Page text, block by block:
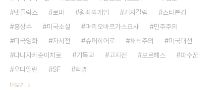
넷플릭스
로마 왕좌의게임 기자칼럼
스티븐킹
홍상수
미국소설 마리오바르가스요사
민주주의
미국영화
자서전 슈퍼히어로 채식주의
미국대선
다니자키준이치로
기독교 고지전 보르헤스
파수꾼
우디앨런
SF 혁명
더보기